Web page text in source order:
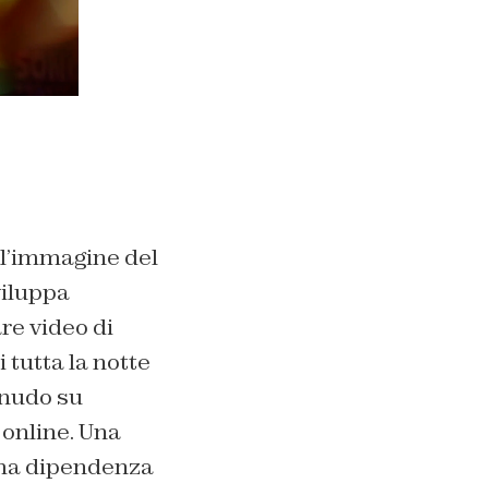
del
video di
tutta la notte
su
Una
dipendenza